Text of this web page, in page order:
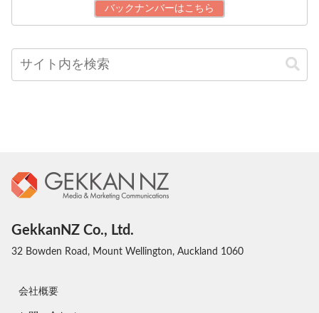
バックナンバーはこちら
GekkanNZ Co., Ltd.
32 Bowden Road, Mount Wellington, Auckland 1060
会社概要